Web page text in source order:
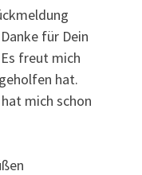
für Dein
freut mich
hat.
mich schon